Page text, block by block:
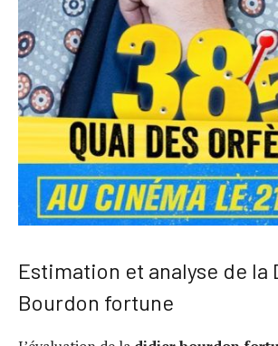
Estimation et analyse de la
Bourdon fortune